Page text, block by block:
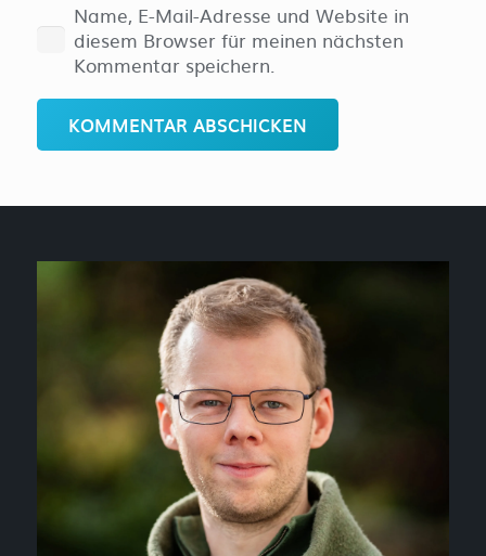
Name, E-Mail-Adresse und Website in
diesem Browser für meinen nächsten
Kommentar speichern.
KOMMENTAR ABSCHICKEN